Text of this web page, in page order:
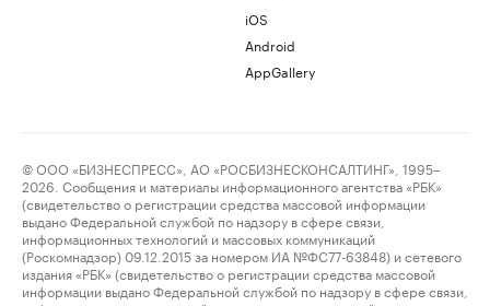
iOS
Android
AppGallery
© ООО «БИЗНЕСПРЕСС», АО «РОСБИЗНЕСКОНСАЛТИНГ», 1995–
2026. Сообщения и материалы информационного агентства «РБК»
(свидетельство о регистрации средства массовой информации
выдано Федеральной службой по надзору в сфере связи,
информационных технологий и массовых коммуникаций
(Роскомнадзор) 09.12.2015 за номером ИА №ФС77-63848) и сетевого
издания «РБК» (свидетельство о регистрации средства массовой
информации выдано Федеральной службой по надзору в сфере связи,